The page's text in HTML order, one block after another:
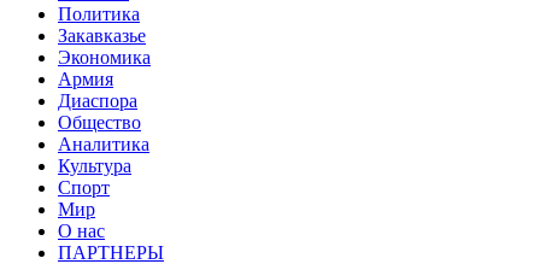
Политика
Закавказье
Экономика
Армия
Диаспора
Общество
Аналитика
Культура
Спорт
Мир
О нас
ПАРТНЕРЫ